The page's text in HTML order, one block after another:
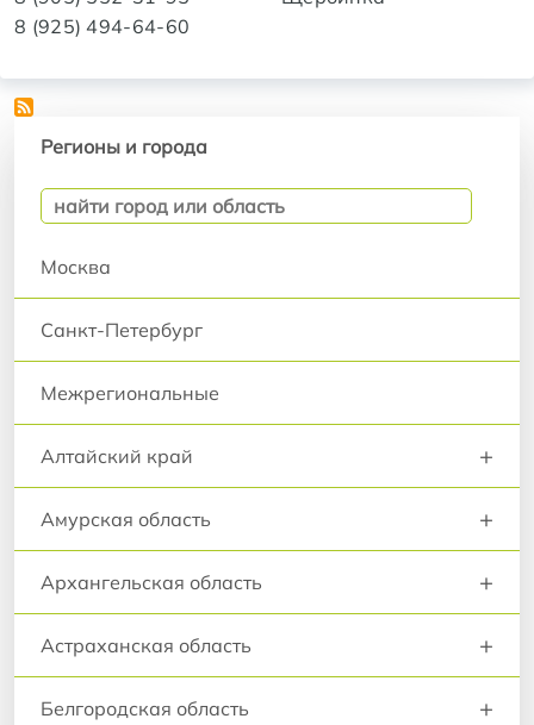
8 (925) 494-64-60
Регионы и города
Москва
Санкт-Петербург
Межрегиональные
Алтайский край +
Амурская область +
Архангельская область +
Астраханская область +
Белгородская область +